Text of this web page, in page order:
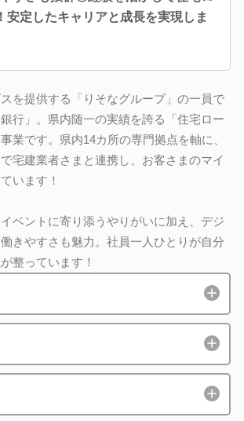
安定したキャリアと成長を実現しま
を提供する「りそなグループ」の一員で
行」。県内随一の実績を誇る「住宅ロー
業です。県内14カ所の専門拠点を軸に、
宅建業者さまと連携し、お客さまのマイ
います！
ベントに寄り添うやりがいに加え、デジ
きやすさも魅力。社員一人ひとりが自分
整っています！